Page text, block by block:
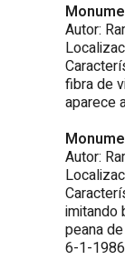
Autor:
fibra de
aparece
Autor:
imitando
peana
6-1-